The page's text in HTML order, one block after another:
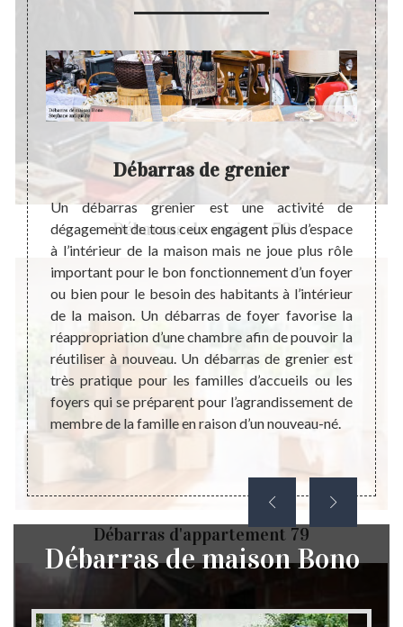
Débarras de maison 79
Débarras d'appartement 79
lieu
le
de
: le
ou
soit
un
Débarras de grenier
Un débarras grenier est une activité de
dégagement de tous ceux engagent plus d’espace
à l’intérieur de la maison mais ne joue plus rôle
important pour le bon fonctionnement d’un foyer
ou bien pour le besoin des habitants à l’intérieur
de la maison. Un débarras de foyer favorise la
réappropriation d’une chambre afin de pouvoir la
réutiliser à nouveau. Un débarras de grenier est
très pratique pour les familles d’accueils ou les
foyers qui se préparent pour l’agrandissement de
membre de la famille en raison d’un nouveau-né.
A part
il
dire
bon
vous
pas
Débarras de maison Bono